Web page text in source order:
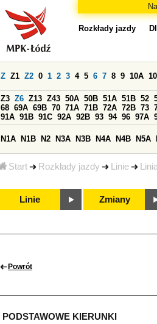
Start Rozkłady jazdy Linie
Rozkłady jazdy
Z Z1 Z2 0 1 2 3 4 5 6 7 8 9 10A
Z3 Z6 Z13 Z43 50A 50B 51A 51B 52
68 69A 69B 70 71A 71B 72A 72B 73
91A 91B 91C 92A 92B 93 94 96 97A
N1A N1B N2 N3A N3B N4A N4B N5A
Linie Zmiany
Powrót
PODSTAWOWE KIERUNKI